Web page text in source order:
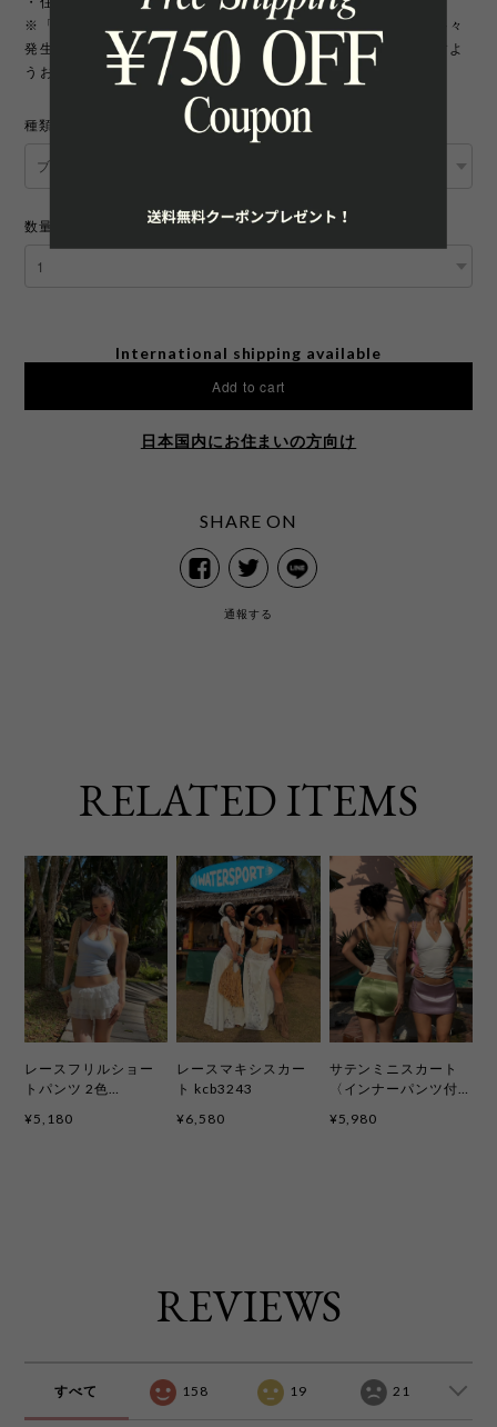
※「町名・丁目番地・部屋番号」の住所不備による配送遅延が多々
発生しております。宛先を十分にご確認の上ご注文いただきますよ
うお願いいたします。
種類
数量
International shipping available
Add to cart
日本国内にお住まいの方向け
SHARE ON
通報する
RELATED ITEMS
レースフリルショー
トパンツ 2色
¥5,180
レースマキシスカー
ト kcb3243
¥6,580
サテンミニスカート
〈インナーパンツ付
¥5,980
REVIEWS
すべて 158 19 21